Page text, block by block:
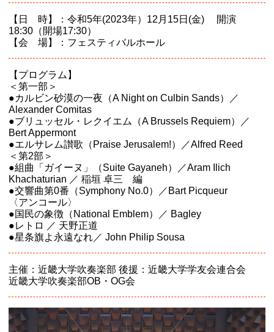
【日 時】：令和5年(2023年）12月15日(金) 開演
18:30（開場17:30）
【会 場】：フェスティバルホール
【プログラム】
＜第一部＞
●カルビン砂漠の一夜（A Night on Culbin Sands）／
Alexander Comitas
●ブリュッセル・レクイエム（A Brussels Requiem）／
Bert Appermont
●エルサレム讃歌（Praise Jerusalem!）／Alfred Reed
＜第2部＞
●組曲「ガイーヌ」（Suite Gayaneh）／Aram Ilich
Khachaturian ／ 稲垣 卓三 編
●交響曲第0番（Symphony No.0）／Bart Picqueur
〈アンコール〉
●国民の象徴（National Emblem）／ Bagley
●レトロ ／ 天野正道
●星条旗よ永遠なれ／ John Philip Sousa
主催：近畿大学吹奏楽部 後援：近畿大学学友会連合会
近畿大学吹奏楽部OB・OG会